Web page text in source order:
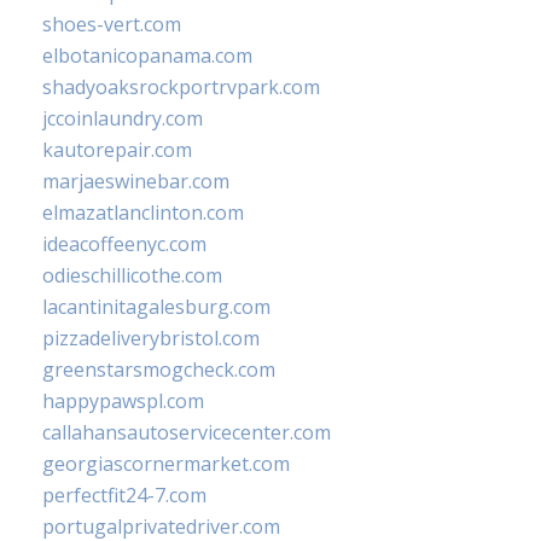
shoes-vert.com
elbotanicopanama.com
shadyoaksrockportrvpark.com
jccoinlaundry.com
kautorepair.com
marjaeswinebar.com
elmazatlanclinton.com
ideacoffeenyc.com
odieschillicothe.com
lacantinitagalesburg.com
pizzadeliverybristol.com
greenstarsmogcheck.com
happypawspl.com
callahansautoservicecenter.com
georgiascornermarket.com
perfectfit24-7.com
portugalprivatedriver.com